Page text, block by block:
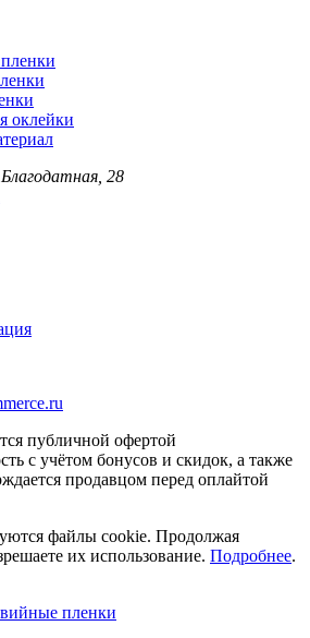
оклейки
28
публичной офертой
с учётом бонусов и скидок, а также
продавцом перед оплайтой
файлы cookie. Продолжая
их использование. Подробнее.